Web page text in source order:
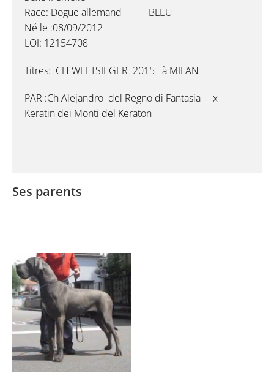
Race: Dogue allemand BLEU
Né le :08/09/2012
LOI: 12154708
Titres: CH WELTSIEGER 2015 à MILAN
PAR :ChAlejandro del Regno di Fantasia x
Keratin dei Monti del Keraton
Ses parents